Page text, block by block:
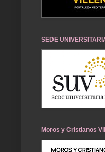
SEDE
Moros y Cristianos